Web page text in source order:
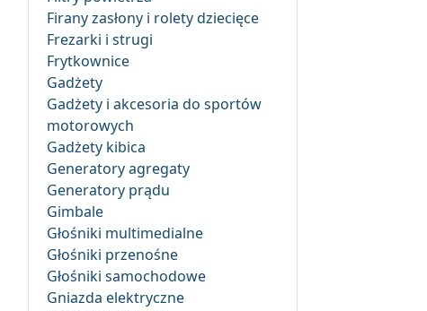
Firany zasłony i rolety dziecięce
Frezarki i strugi
Frytkownice
Gadżety
Gadżety i akcesoria do sportów
motorowych
Gadżety kibica
Generatory agregaty
Generatory prądu
Gimbale
Głośniki multimedialne
Głośniki przenośne
Głośniki samochodowe
Gniazda elektryczne